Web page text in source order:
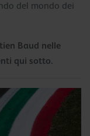
del mondo dei
Baud nelle
qui sotto.